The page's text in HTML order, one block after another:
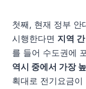
첫째, 현재 정부 안
시행한다면 지역
를 들어 수도권에
역시 중에서 가장
획대로 전기요금